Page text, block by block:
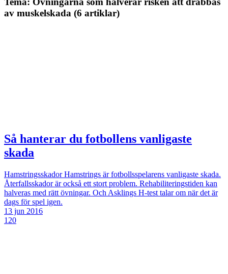
av muskelskada (6 artiklar)
Så hanterar du fotbollens vanligaste
skada
HamstringsskadorHamstrings är fotbollsspelarens vanligaste skada.
Återfallsskador är också ett stort problem. Rehabiliteringstiden kan
halveras med rätt övningar. Och Asklings H-test talar om när det är
dags för spel igen.
13 jun 2016
120